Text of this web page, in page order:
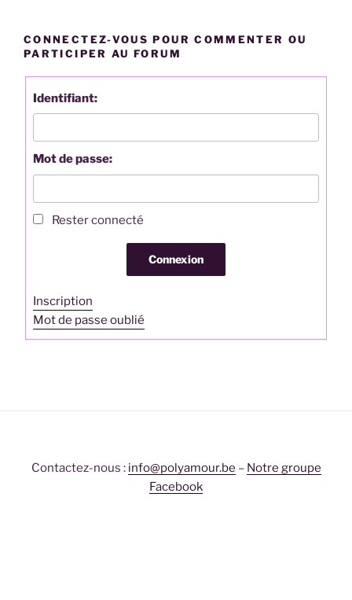
Wikipédia »
CONNECTEZ-VOUS POUR COMMENTER OU
PARTICIPER AU FORUM
Identifiant:
Mot de passe:
Rester connecté
Connexion
Inscription
Mot de passe oublié
Contactez-nous : info@polyamour.be – Notre groupe
Facebook